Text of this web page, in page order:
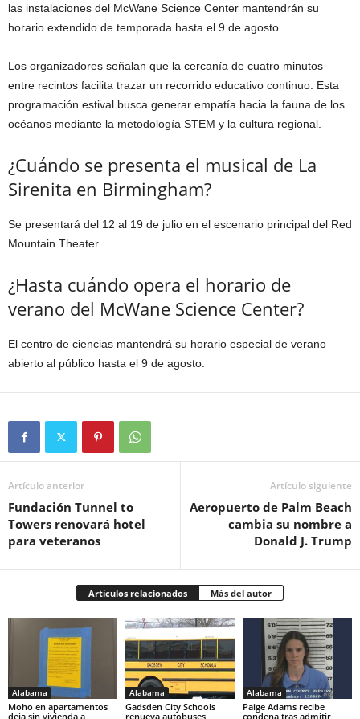
las instalaciones del McWane Science Center mantendrán su
horario extendido de temporada hasta el 9 de agosto.
Los organizadores señalan que la cercanía de cuatro minutos
entre recintos facilita trazar un recorrido educativo continuo. Esta
programación estival busca generar empatía hacia la fauna de los
océanos mediante la metodología STEM y la cultura regional.
¿Cuándo se presenta el musical de La
Sirenita en Birmingham?
Se presentará del 12 al 19 de julio en el escenario principal del Red
Mountain Theater.
¿Hasta cuándo opera el horario de
verano del McWane Science Center?
El centro de ciencias mantendrá su horario especial de verano
abierto al público hasta el 9 de agosto.
Artículo anterior
Fundación Tunnel to
Towers renovará hotel
para veteranos
Artículo siguiente
Aeropuerto de Palm Beach
cambia su nombre a
Donald J. Trump
Artículos relacionados Más del autor
Alabama
Moho en apartamentos
deja sin vivienda a
Alabama
Gadsden City Schools
renueva autobuses
Alabama
Paige Adams recibe
condena tras admitir